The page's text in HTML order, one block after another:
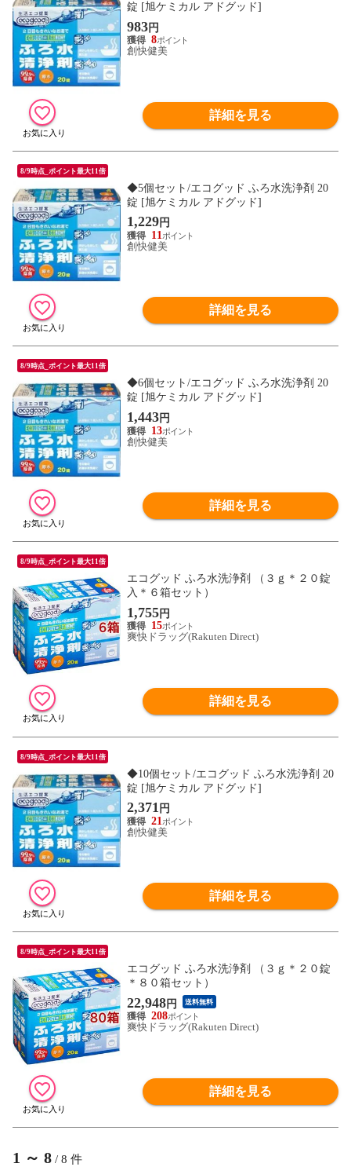
錠 [旭ケミカル アドグッド]
983円
8
創快健美
詳細を見る
8/9時点_ポイント最大11倍
◆5個セット/エコグッド ふろ水洗浄剤 20
錠 [旭ケミカル アドグッド]
1,229円
11
創快健美
詳細を見る
8/9時点_ポイント最大11倍
◆6個セット/エコグッド ふろ水洗浄剤 20
錠 [旭ケミカル アドグッド]
1,443円
13
創快健美
詳細を見る
8/9時点_ポイント最大11倍
エコグッド ふろ水洗浄剤 （３ｇ＊２０錠
入＊６箱セット）
1,755円
15
爽快ドラッグ(Rakuten Direct)
詳細を見る
8/9時点_ポイント最大11倍
◆10個セット/エコグッド ふろ水洗浄剤 20
錠 [旭ケミカル アドグッド]
2,371 円
21
創快健美
詳細を見る
8/9時点_ポイント最大11倍
エコグッド ふろ水洗浄剤 （３ｇ＊２０錠
＊８０箱セット）
22,948円 送料無料
208
爽快ドラッグ(Rakuten Direct)
詳細を見る
1 ～ 8 / 8 件